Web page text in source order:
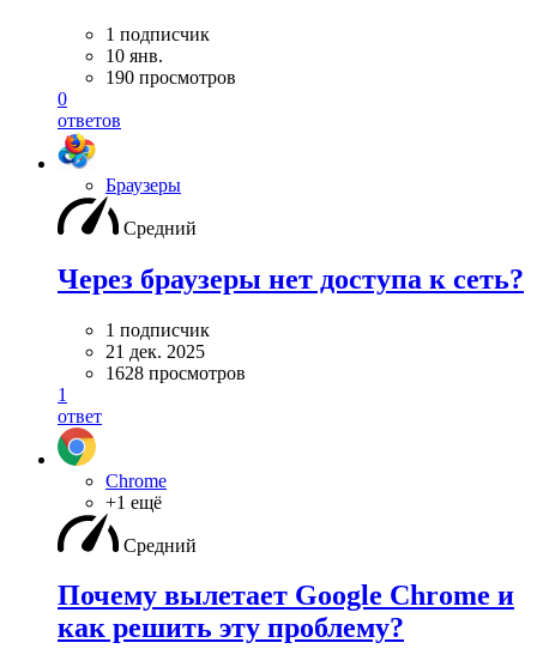
1 подписчик
10 янв.
190 просмотров
0
ответов
Браузеры
Средний
Через браузеры нет доступа к сеть?
1 подписчик
21 дек. 2025
1628 просмотров
1
ответ
Chrome
+1 ещё
Средний
Почему вылетает Google Chrome и
как решить эту проблему?